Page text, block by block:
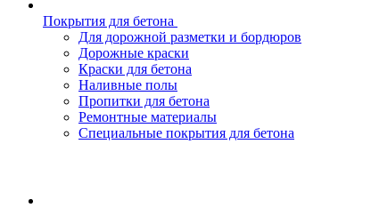
Покрытия для бетона
Для дорожной разметки и бордюров
Дорожные краски
Краски для бетона
Наливные полы
Пропитки для бетона
Ремонтные материалы
Специальные покрытия для бетона